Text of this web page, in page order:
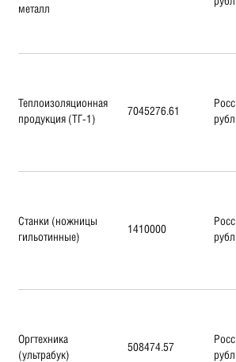
металл
Теплоизоляционная
продукция (ТГ-1)
7045276.61
Станки (ножницы
гильотинные)
1410000
Оргтехника
(ультрабук)
508474.57